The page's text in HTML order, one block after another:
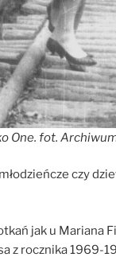
One. fot.
czy
jak u Mariana
z rocznika 1969-